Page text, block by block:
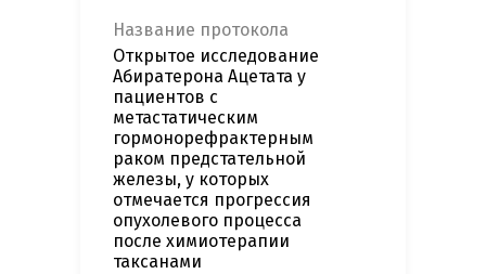
Название протокола
Открытое исследование
Абиратерона Ацетата у
пациентов с
метастатическим
гормонорефрактерным
раком предстательной
железы, у которых
отмечается прогрессия
опухолевого процесса
после химиотерапии
таксанами